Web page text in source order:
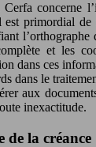
concerne
primordial de
l’orthographe
et les
dans ces
dans le
aux
inexactitude.
de la créance